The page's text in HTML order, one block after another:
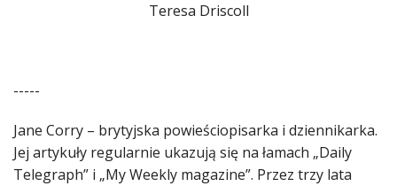
Teresa Driscoll
-----
Jane Corry – brytyjska powieściopisarka i dziennikarka.
Jej artykuły regularnie ukazują się na łamach „Daily
Telegraph” i „My Weekly magazine”. Przez trzy lata